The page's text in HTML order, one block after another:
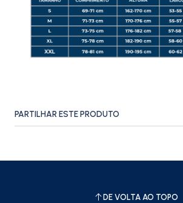
PARTILHAR ESTE PRODUTO
DE VOLTA AO TOPO